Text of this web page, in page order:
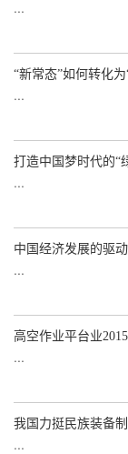
...
“新常态”如何转化
...
打造中国梦时代的“
...
中国经济发展的驱
...
高空作业平台业
...
我国力挺民族装备
...